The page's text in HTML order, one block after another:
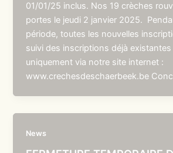
01/01/25 inclus. Nos 19 crèches
portes le jeudi 2 janvier 2025.
période, toutes les nouvelles
suivi des inscriptions déjà
uniquement via notre site internet :
www.crechesdeschaerbeek.be
News